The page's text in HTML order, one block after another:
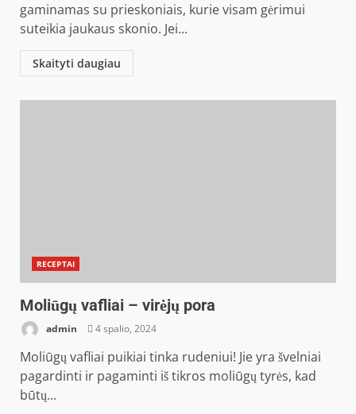
gaminamas su prieskoniais, kurie visam gėrimui
suteikia jaukaus skonio. Jei...
Skaityti daugiau
RECEPTAI
Moliūgų vafliai – virėjų pora
admin 4 spalio, 2024
Moliūgų vafliai puikiai tinka rudeniui! Jie yra švelniai
pagardinti ir pagaminti iš tikros moliūgų tyrės, kad
būtų...